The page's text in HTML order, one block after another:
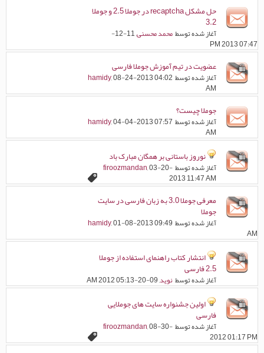
حل مشکل recaptcha در جوملا 2.5 و جوملا
3.2
آغاز شده توسطمحمد محسنی , 11-12-
2013 07:47 PM
عضویت در تیم آموزش جوملا فارسی
آغاز شده توسط hamidy, 08-24-2013 04:02
AM
جوملا چیست؟
آغاز شده توسط hamidy, 04-04-2013 07:57
AM
نوروز باستانی بر همگان مبارک باد
آغاز شده توسط firoozmandan, 03-20-
2013 11:47 AM
معرفی جوملا 3.0 به زبان فارسی در سایت
جوملا
آغاز شده توسط hamidy, 01-08-2013 09:49
AM
انتشار کتاب راهنمای استفاده از جوملا
2.5 فارسی
آغاز شده توسطنوید, 09-20-2012 05:13 AM
اولین جشنواره سایت های جوملایی
فارسی
آغاز شده توسط firoozmandan, 08-30-
2012 01:17 PM